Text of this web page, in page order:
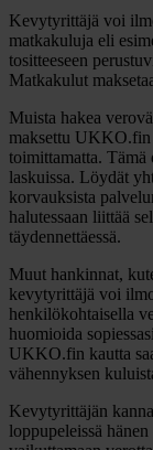
Kevytyrittäjä voi
matkakuluja eli
tositteeseen
Matkakulut
Muista hakea
maksettu UKKO.fin
toimittamatta. Tämä
laskuissa. Löydät
korvauksista
halutessaan liittää
täydennettäessä.
Muut hankinnat,
kevytyrittäjä voi
henkilökohtaisella
huomioida
UKKO.fin kautta
vähennyksen
Kevytyrittäjän
loppupeleissä